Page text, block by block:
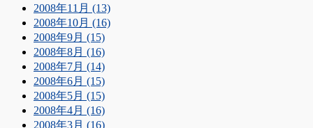
2008年11月 (13)
2008年10月 (16)
2008年9月 (15)
2008年8月 (16)
2008年7月 (14)
2008年6月 (15)
2008年5月 (15)
2008年4月 (16)
2008年3月 (16)